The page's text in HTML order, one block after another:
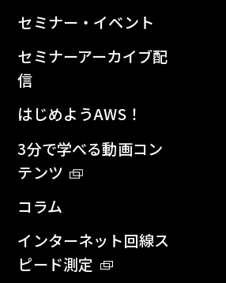
セミナー・イベント
セミナーアーカイブ配
信
はじめようAWS！
3分で学べる動画コン
テンツ
コラム
インターネット回線ス
ピード測定